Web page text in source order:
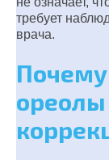
требует
врача.
ореолы